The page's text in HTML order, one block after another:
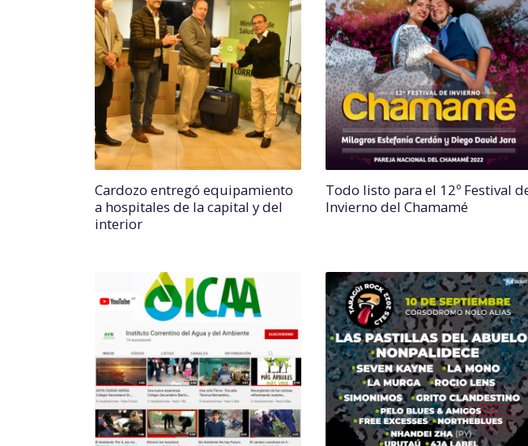
Cardozo entregó equipamiento
a hospitales de la capital y del
interior
Todo listo para el 12º Festival
Invierno del Chamamé